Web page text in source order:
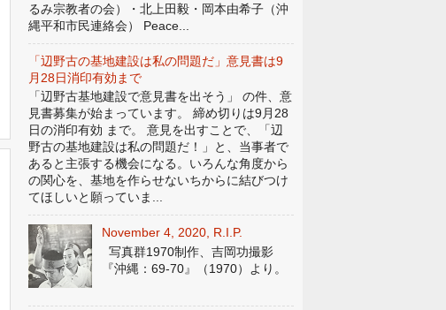
るみ宗教者の会）・北上田毅・岡本由希子（沖
縄平和市民連絡会） Peace...
「辺野古の基地建設は私の問題だ」意見書は9
月28日消印有効まで
「辺野古基地建設で意見書を出そう」 の件、意
見書募集が始まっています。 締め切りは9月28
日の消印有効 まで。 意見を出すことで、「辺
野古の基地建設は私の問題だ！」と、当事者で
あると主張する機会になる。いろんな角度から
の関心を、基地を作らせないちからに結びつけ
てほしいと願っていま...
November 4, 2020, R.I.P.
写真群1970制作、吉岡功撮影
『沖縄：69-70』（1970）より。